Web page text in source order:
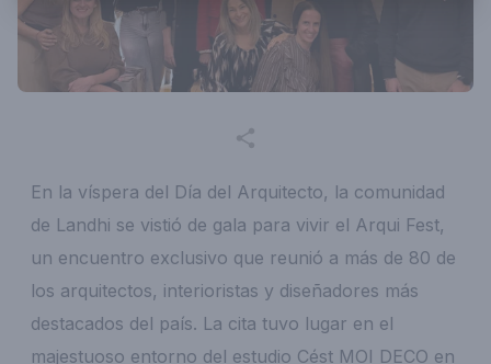
En la víspera del Día del Arquitecto, la comunidad
de Landhi se vistió de gala para vivir el Arqui Fest,
un encuentro exclusivo que reunió a más de 80 de
los arquitectos, interioristas y diseñadores más
destacados del país. La cita tuvo lugar en el
majestuoso entorno del estudio Cést MOI DECO en